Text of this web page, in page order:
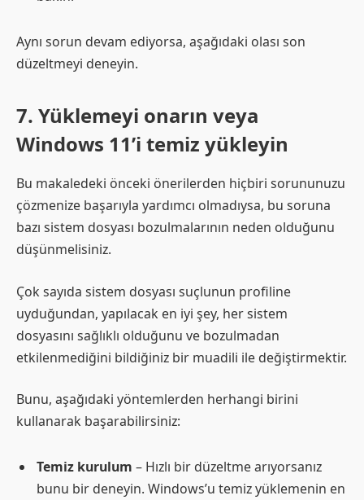
Aynı sorun devam ediyorsa, aşağıdaki olası son
düzeltmeyi deneyin.
7. Yüklemeyi onarın veya
Windows 11’i temiz yükleyin
Bu makaledeki önceki önerilerden hiçbiri sorununuzu
çözmenize başarıyla yardımcı olmadıysa, bu soruna
bazı sistem dosyası bozulmalarının neden olduğunu
düşünmelisiniz.
Çok sayıda sistem dosyası suçlunun profiline
uyduğundan, yapılacak en iyi şey, her sistem
dosyasını sağlıklı olduğunu ve bozulmadan
etkilenmediğini bildiğiniz bir muadili ile değiştirmektir.
Bunu, aşağıdaki yöntemlerden herhangi birini
kullanarak başarabilirsiniz:
Temiz kurulum – Hızlı bir düzeltme arıyorsanız
bunu bir deneyin. Windows’u temiz yüklemenin en